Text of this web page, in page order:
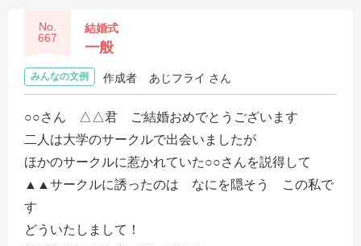
No.
667
結婚式
一般
みんなの文例 作成者 あじフライ さん
○○さん △△君 ご結婚おめでとうございます
二人は大学のサークルで出会いましたが
ほかのサークルに惹かれていた○○さんを説得して
▲▲サークルに誘ったのは なにを隠そう この私で
す
どういたしまして！